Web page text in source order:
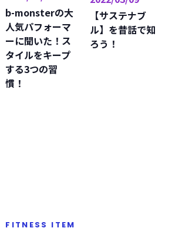
b-monsterの大
人気パフォーマ
ーに聞いた！ス
タイルをキープ
する3つの習
慣！
【サステナブ
ル】を昔話で知
ろう！
FITNESS ITEM